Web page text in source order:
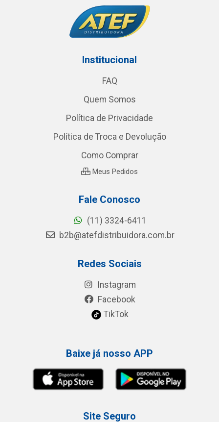
Institucional
FAQ
Quem Somos
Política de Privacidade
Política de Troca e Devolução
Como Comprar
Meus Pedidos
Fale Conosco
(11) 3324-6411
b2b@atefdistribuidora.com.br
Redes Sociais
Instagram
Facebook
TikTok
Baixe já nosso APP
Site Seguro